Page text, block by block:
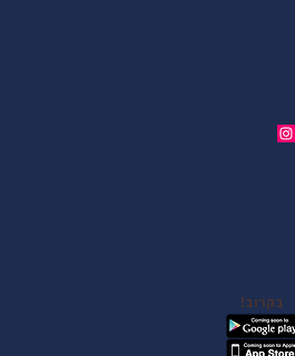
בקרוב!